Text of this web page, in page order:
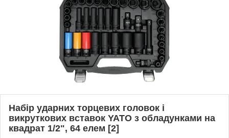
Набір ударних торцевих головок і
викруткових вставок YATO з обладунками на
квадрат 1/2", 64 елем [2]